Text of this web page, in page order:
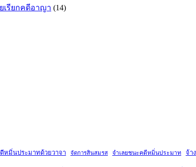
เรียกคดีอาญา (14)
หมิ่นประมาทด้วยวาจา จัดการสินสมรส จำเลยชนะคดีหมิ่นประมาท จ้า